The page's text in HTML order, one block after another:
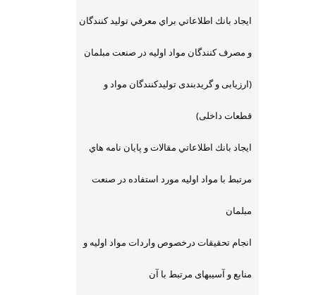
ايجاد بانك اطلاعاتي براي معرفي توليد كنندگان
و مصرف كنندگان مواد اوليه در صنعت مبلمان
(ارزیابی و گریدبندی تولیدکنندگان مواد و
قطعات داخلی)
ايجاد بانك اطلاعاتي مقالات و پايان نامه هاي
مرتبط با مواد اوليه مورد استفاده در صنعت
مبلمان
انجام تحقیقات درخصوص واردات مواد اولیه و
منابع و آسیبهای مرتبط با آن